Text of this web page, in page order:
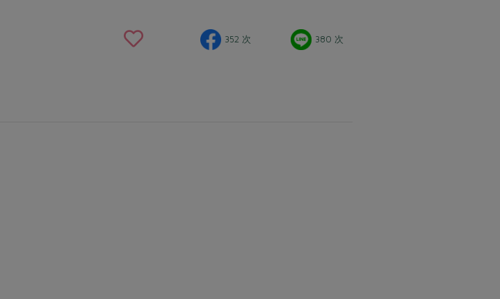
352 次 380 次